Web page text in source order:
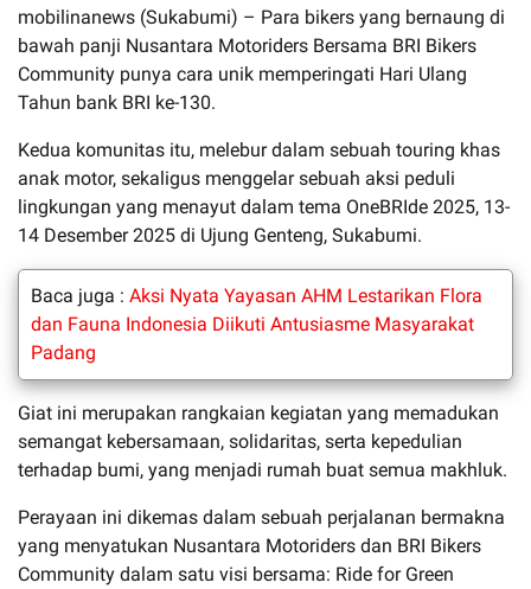
mobilinanews (Sukabumi) – Para bikers yang bernaung di
bawah panji Nusantara Motoriders Bersama BRI Bikers
Community punya cara unik memperingati Hari Ulang
Tahun bank BRI ke-130.
Kedua komunitas itu, melebur dalam sebuah touring khas
anak motor, sekaligus menggelar sebuah aksi peduli
lingkungan yang menayut dalam tema OneBRIde 2025, 13-
14 Desember 2025 di Ujung Genteng, Sukabumi.
Baca juga : Aksi Nyata Yayasan AHM Lestarikan Flora
dan Fauna Indonesia Diikuti Antusiasme Masyarakat
Padang
Giat ini merupakan rangkaian kegiatan yang memadukan
semangat kebersamaan, solidaritas, serta kepedulian
terhadap bumi, yang menjadi rumah buat semua makhluk.
Perayaan ini dikemas dalam sebuah perjalanan bermakna
yang menyatukan Nusantara Motoriders dan BRI Bikers
Community dalam satu visi bersama: Ride for Green